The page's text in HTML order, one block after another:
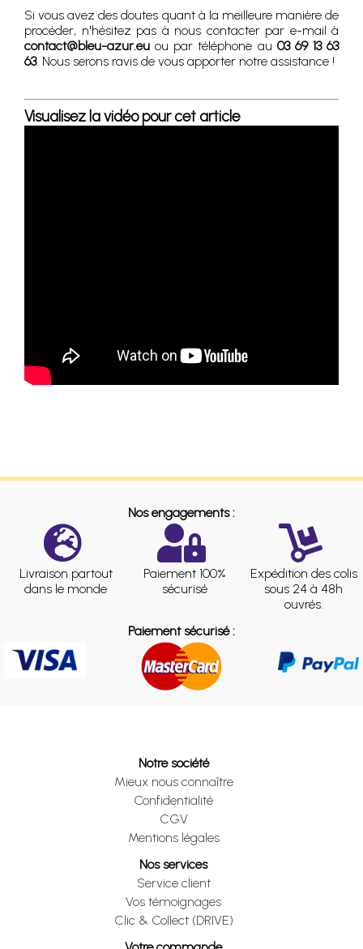
Si vous avez des doutes quant à la meilleure manière de
procéder, n'hésitez pas à nous contacter par e-mail à
contact@bleu-azur.eu ou par téléphone au 03 69 13 63
63. Nous serons ravis de vous apporter notre assistance !
Visualisez la vidéo pour cet article
Nos engagements :
Livraison partout
dans le monde
Paiement 100%
sécurisé
Expédition des colis
sous 24 à 48h
ouvrés.
Paiement sécurisé :
Notre société
Mieux nous connaître
Confidentialité
CGV
Mentions légales
Nos services
Service client
Vos témoignages
Clic & Collect (DRIVE)